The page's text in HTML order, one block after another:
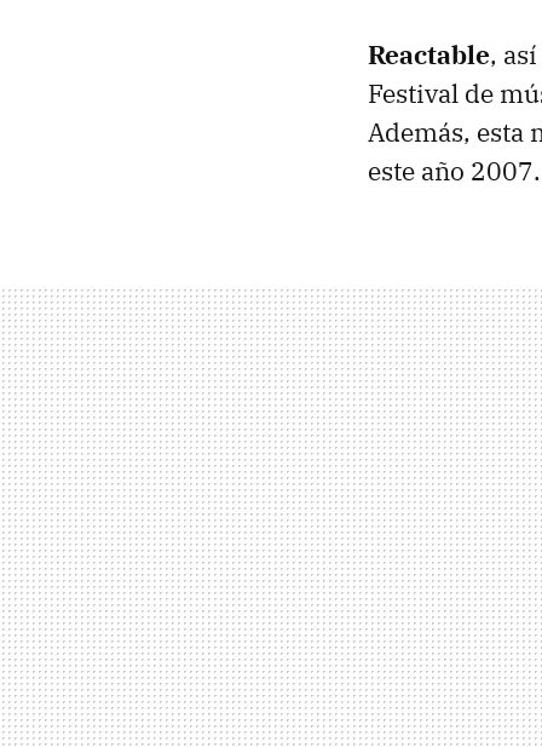
Reactable,
Festival de
Además, esta
este año 2007.